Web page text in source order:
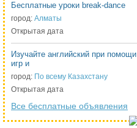
Бесплатные уроки break-dance
город: Алматы
Открытая дата
Изучайте английский при помощи
игр и
город: По всему Казахстану
Открытая дата
Все бесплатные объявления